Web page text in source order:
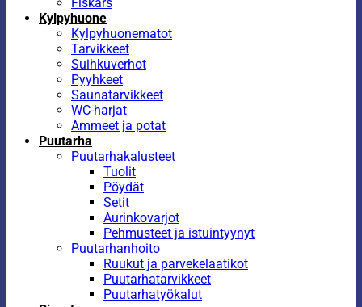
Kylpyhuone
Kylpyhuonematot
Tarvikkeet
Suihkuverhot
Pyyhkeet
Saunatarvikkeet
WC-harjat
Ammeet ja potat
Puutarha
Puutarhakalusteet
Tuolit
Pöydät
Setit
Aurinkovarjot
Pehmusteet ja istuintyynyt
Puutarhanhoito
Ruukut ja parvekelaatikot
Puutarhatarvikkeet
Puutarhatyökalut